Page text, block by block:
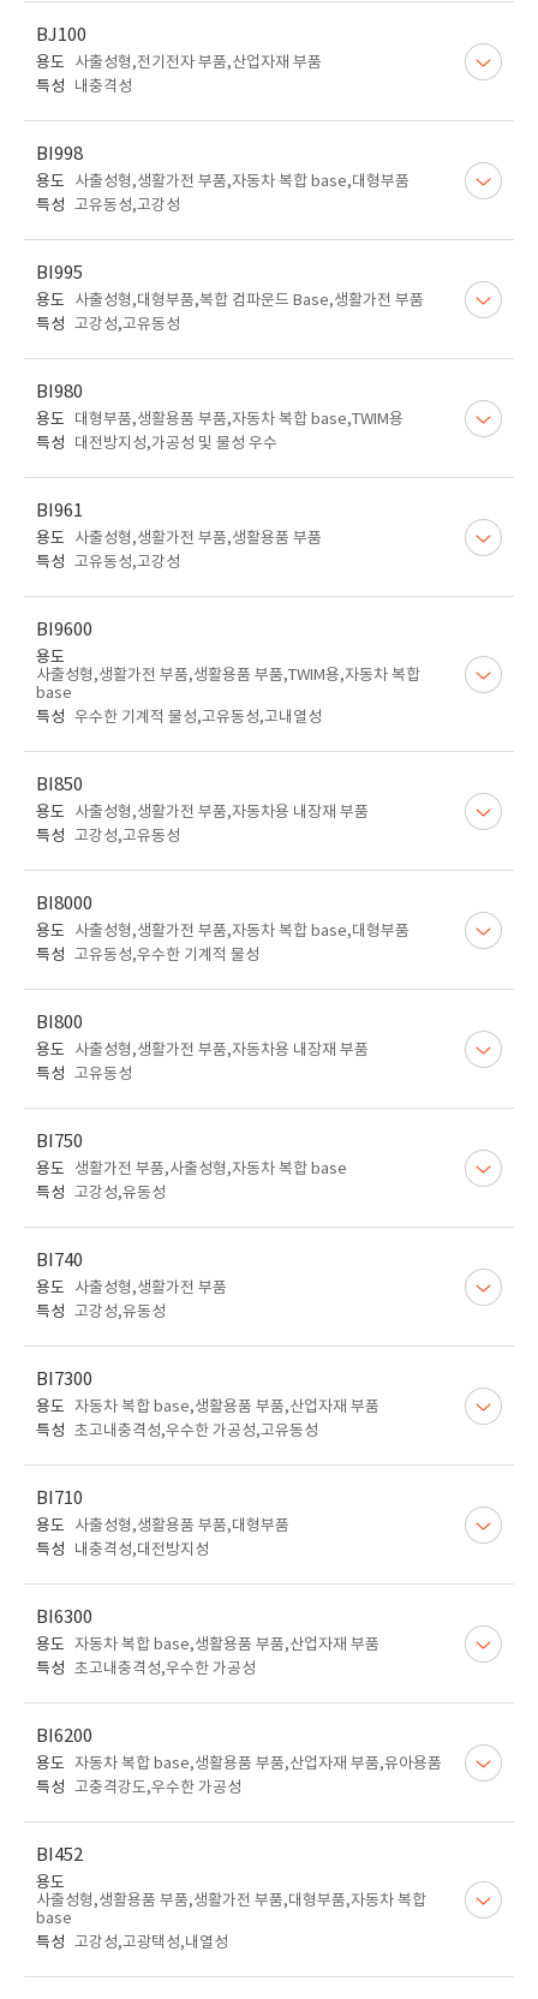
BJ100
용도
사출성형,전기전자 부품,산업자재 부품
특성
내충격성
BI998
용도
사출성형,생활가전 부품,자동차 복합 base,대형부품
특성 고유동성,고강성
BI995
용도
사출성형,대형부품,복합 컴파운드 Base,생활가전 부품
특성 고강성,고유동성
BI980
용도
대형부품,생활용품 부품,자동차 복합 base,TWIM용
특성
대전방지성,가공성 및 물성 우수
BI961
용도
사출성형,생활가전 부품,생활용품 부품
특성 고유동성,고강성
BI9600
용도
사출성형,생활가전 부품,생활용품 부품,TWIM용,자동차 복합
base
특성 우수한 기계적 물성,고유동성,고내열성
BI850
용도
사출성형,생활가전 부품,자동차용 내장재 부품
특성 고강성,고유동성
BI8000
용도
사출성형,생활가전 부품,자동차 복합 base,대형부품
특성 고유동성,우수한 기계적 물성
BI800
용도
사출성형,생활가전 부품,자동차용 내장재 부품
특성 고유동성
BI750
용도
생활가전 부품,사출성형,자동차 복합 base
특성 고강성,유동성
BI740
용도
사출성형,생활가전 부품
특성 고강성,유동성
BI7300
용도
자동차 복합 base,생활용품 부품,산업자재 부품
특성 초고내충격성,우수한 가공성,고유동성
BI710
용도
사출성형,생활용품 부품,대형부품
특성
내충격성,대전방지성
BI6300
용도
자동차 복합 base,생활용품 부품,산업자재 부품
특성 초고내충격성,우수한 가공성
BI6200
용도
자동차 복합 base,생활용품 부품,산업자재 부품,유아용품
특성 고충격강도,우수한 가공성
BI452
용도
사출성형,생활용품 부품,생활가전 부품,대형부품,자동차 복합
base
특성 고강성,고광택성,내열성